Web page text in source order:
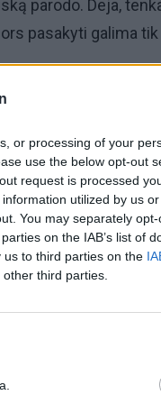
or processing of your
use the below opt-out
request is processed
utilized by us
You may separately
on the IAB’s list of
to third parties on the
third parties.
parodo. Deja,
pasakyti galima tik
viską matytume.
daug platesnis, o
valstybių sienų